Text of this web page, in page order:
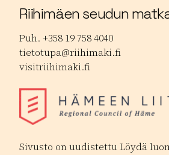
Riihimäen seudun
Puh. +358 19 758 4040
tietotupa@riihimaki.fi
visitriihimaki.fi
Sivusto on uudistettu Löydä